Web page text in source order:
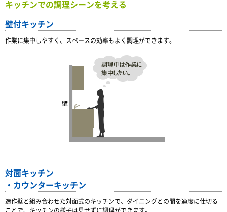
キッチンでの調理シーンを考える
壁付キッチン
作業に集中しやすく、スペースの効率もよく調理ができます。
対面キッチン
・カウンターキッチン
造作壁と組み合わせた対面式のキッチンで、ダイニングとの間を適度に仕切る
ことで、キッチンの様子は見せずに調理ができます。